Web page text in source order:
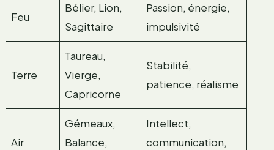
Feu
Bélier, Lion,
Sagittaire
Passion, énergie,
impulsivité
Terre
Taureau,
Vierge,
Capricorne
Stabilité,
patience, réalisme
Air
Gémeaux,
Balance,
Intellect,
communication,